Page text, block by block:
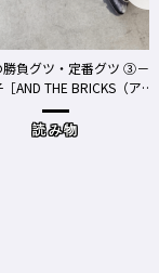
ツ・定番グツ ③－
THE BRICKS（アン
）／神奈川県鎌倉
読み物